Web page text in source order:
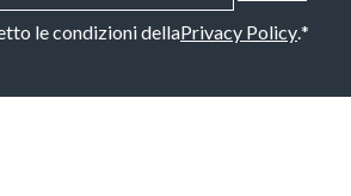
le condizioni dellaPrivacy Policy.*